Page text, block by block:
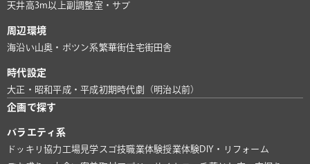
天井高3m以上副調整室・サブ
周辺環境
海沿い山奥・ポツン系繁華街住宅街田舎
時代設定
大正・昭和平成・平成初期時代劇（明治以前）
企画で探す
バラエティ系
ドッキリ協力 工場見学 スゴ技職業体験授業体験 DIY・リフォーム